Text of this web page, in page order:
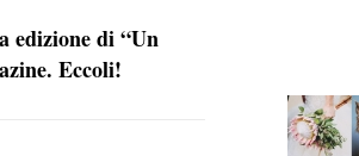
edizione di “Un
Eccoli!